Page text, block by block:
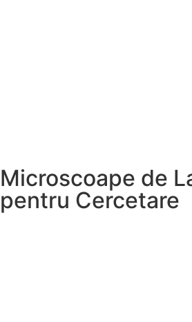
Microscoape de
pentru Cercetare